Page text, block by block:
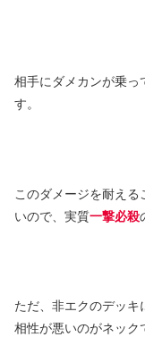
相手にダメカンが乗っ
す。
このダメージを耐え
いので、実質一撃必殺
ただ、非エクのデッキ
相性が悪いのがネック